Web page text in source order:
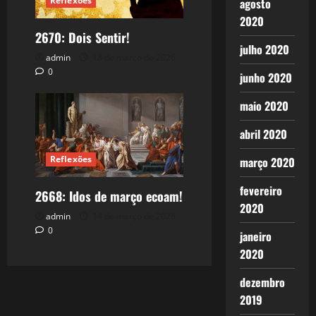
2670: Dois Sentir!
admin
0
Reflexões
2668: Idos de março ecoam!
admin
0
agosto
2020
julho 2020
junho 2020
maio 2020
abril 2020
março 2020
fevereiro
2020
janeiro
2020
dezembro
2019